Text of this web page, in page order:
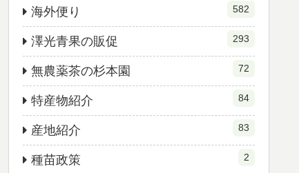
海外便り 582
澤光青果の販促 293
無農薬茶の杉本園 72
特産物紹介 84
産地紹介 83
種苗政策 2